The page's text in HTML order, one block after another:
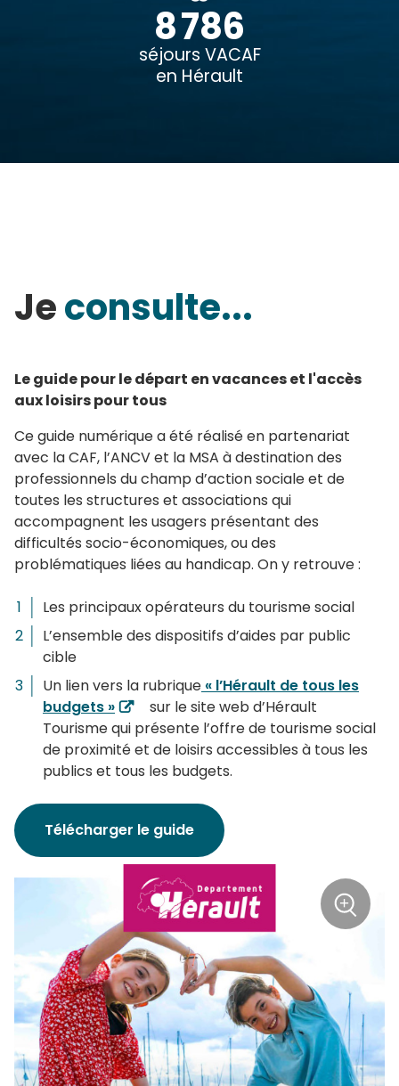
8 786
séjours VACAF
en Hérault
Jeconsulte...
Le guide pour le départ en vacances et l'accès
aux loisirs pour tous
Ce guide numérique a été réalisé en partenariat
avec la CAF, l’ANCV et la MSA à destination des
professionnels du champ d’action sociale et de
toutes les structures et associations qui
accompagnent les usagers présentant des
difficultés socio-économiques, ou des
problématiques liées au handicap. On y retrouve :
Les principaux opérateurs du tourisme social
L’ensemble des dispositifs d’aides par public
cible
Un lien vers la rubrique « l’Hérault de tous les
budgets »
sur le site web d’Hérault
Tourisme qui présente l’offre de tourisme social
de proximité et de loisirs accessibles à tous les
publics et tous les budgets.
Télécharger le guide
+